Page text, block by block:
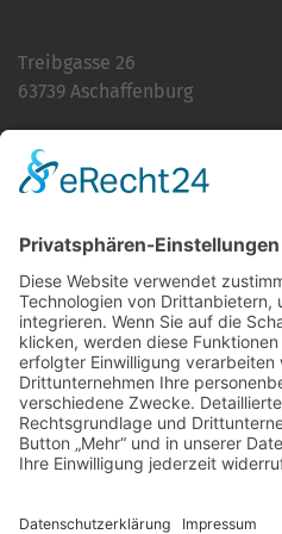
Treibgasse 26
63739 Aschaffenburg
E-Mailinfo@martinushaus.de
Mo?Fr8.30 ? 12.00 Uhr
Mo?Do13.00 ? 16.00 Uhr